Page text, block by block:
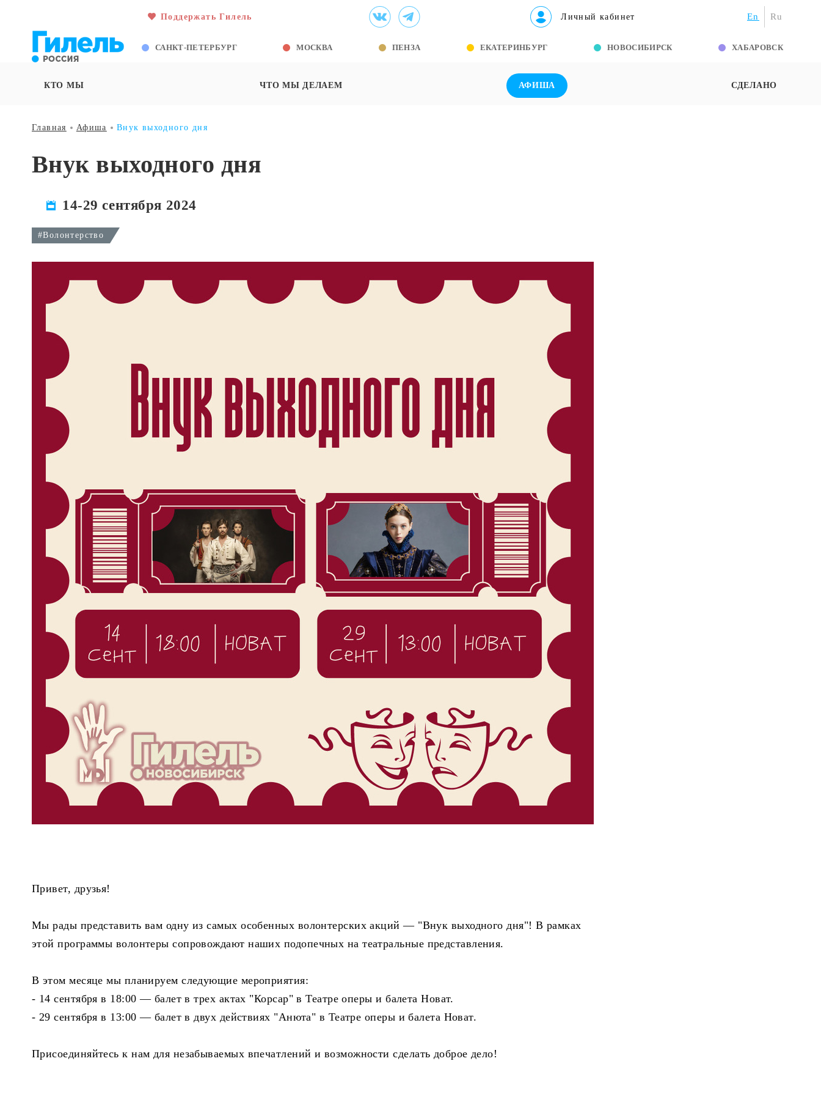
Поддержать Гилель Личный кабинет En Ru
САНКТ-ПЕТЕРБУРГ МОСКВА ПЕНЗА ЕКАТЕРИНБУРГ НОВОСИБИРСК ХАБАРОВСК
КТО МЫ ЧТО МЫ ДЕЛАЕМ АФИША СДЕЛАНО
Главная Афиша Внук выходного дня
Внук выходного дня
14-29 сентября 2024
#Волонтерство
Привет, друзья!
Мы рады представить вам одну из самых особенных волонтерских акций — "Внук выходного дня"! В рамках
этой программы волонтеры сопровождают наших подопечных на театральные представления.
В этом месяце мы планируем следующие мероприятия:
- 14 сентября в 18:00 — балет в трех актах "Корсар" в Театре оперы и балета Новат.
- 29 сентября в 13:00 — балет в двух действиях "Анюта" в Театре оперы и балета Новат.
Присоединяйтесь к нам для незабываемых впечатлений и возможности сделать доброе дело!